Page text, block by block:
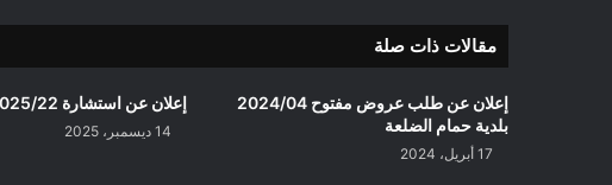
مقالات ذات صلة
إعلان عن طلب عروض مفتوح 2024/04
بلدية حمام الضلعة
17 أبريل، 2024
إعلان عن استشارة 2025/22 بلدية ونوغة
14 ديسمبر، 2025